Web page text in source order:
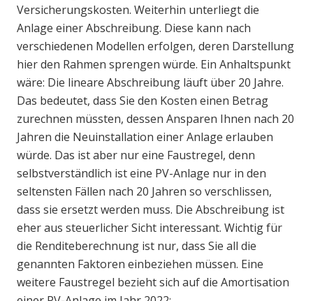
Versicherungskosten. Weiterhin unterliegt die
Anlage einer Abschreibung. Diese kann nach
verschiedenen Modellen erfolgen, deren Darstellung
hier den Rahmen sprengen würde. Ein Anhaltspunkt
wäre: Die lineare Abschreibung läuft über 20 Jahre.
Das bedeutet, dass Sie den Kosten einen Betrag
zurechnen müssten, dessen Ansparen Ihnen nach 20
Jahren die Neuinstallation einer Anlage erlauben
würde. Das ist aber nur eine Faustregel, denn
selbstverständlich ist eine PV-Anlage nur in den
seltensten Fällen nach 20 Jahren so verschlissen,
dass sie ersetzt werden muss. Die Abschreibung ist
eher aus steuerlicher Sicht interessant. Wichtig für
die Renditeberechnung ist nur, dass Sie all die
genannten Faktoren einbeziehen müssen. Eine
weitere Faustregel bezieht sich auf die Amortisation